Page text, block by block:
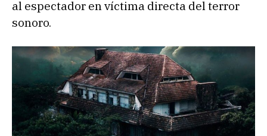
al espectador en víctima directa del terror
sonoro.